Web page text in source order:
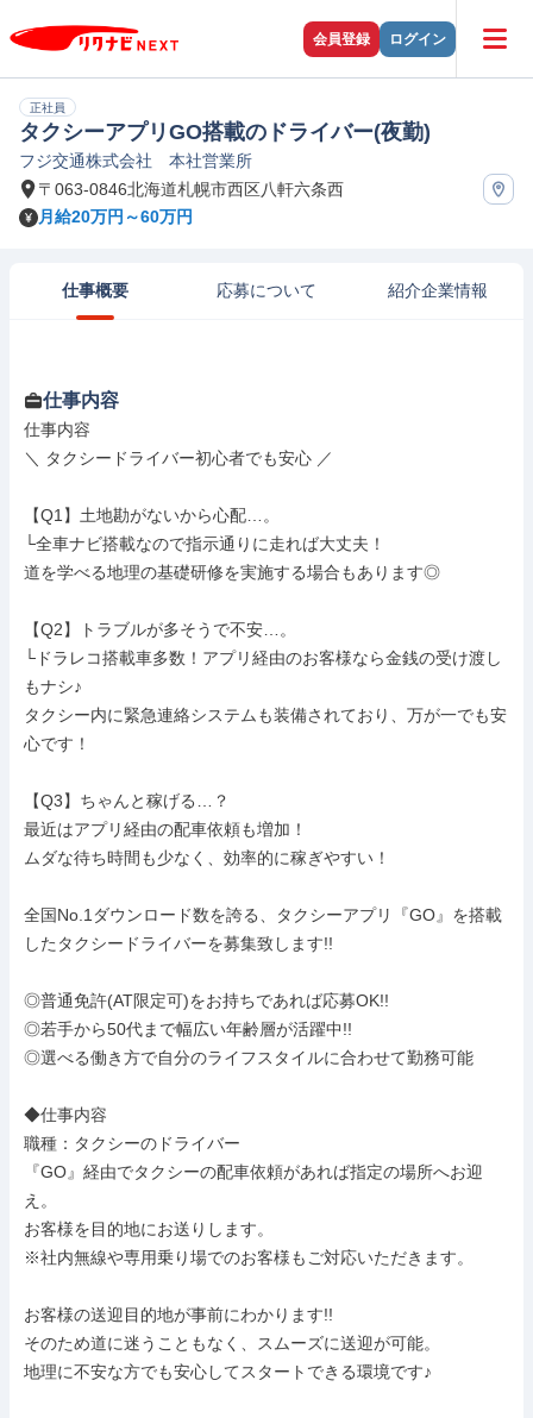
会員登録 ログイン
正社員
タクシーアプリGO搭載のドライバー(夜勤)
フジ交通株式会社 本社営業所
〒063-0846北海道札幌市西区八軒六条西
月給20万円～60万円
仕事概要 応募について 紹介企業情報
仕事内容
仕事内容
＼ タクシードライバー初心者でも安心 ／
【Q1】土地勘がないから心配…。
└全車ナビ搭載なので指示通りに走れば大丈夫！
道を学べる地理の基礎研修を実施する場合もあります◎
【Q2】トラブルが多そうで不安…。
└ドラレコ搭載車多数！アプリ経由のお客様なら金銭の受け渡し
もナシ♪
タクシー内に緊急連絡システムも装備されており、万が一でも安
心です！
【Q3】ちゃんと稼げる…？
最近はアプリ経由の配車依頼も増加！
ムダな待ち時間も少なく、効率的に稼ぎやすい！
全国No.1ダウンロード数を誇る、タクシーアプリ『GO』を搭載
したタクシードライバーを募集致します!!
◎普通免許(AT限定可)をお持ちであれば応募OK!!
◎若手から50代まで幅広い年齢層が活躍中!!
◎選べる働き方で自分のライフスタイルに合わせて勤務可能
◆仕事内容
職種：タクシーのドライバー
『GO』経由でタクシーの配車依頼があれば指定の場所へお迎
え。
お客様を目的地にお送りします。
※社内無線や専用乗り場でのお客様もご対応いただきます。
お客様の送迎目的地が事前にわかります!!
そのため道に迷うこともなく、スムーズに送迎が可能。
地理に不安な方でも安心してスタートできる環境です♪